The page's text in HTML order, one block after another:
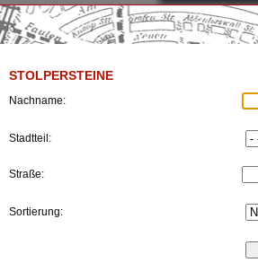
STOLPERSTEINE
Nachname:
Stadtteil:
Straße:
Sortierung: